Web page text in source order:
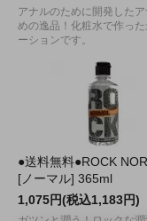
アナルのために開発した
めの逸品！化粧水で作った
ーションです。
●送料無料●ROCK
[ノーマル] 365ml
1,075円(税込1,183円)